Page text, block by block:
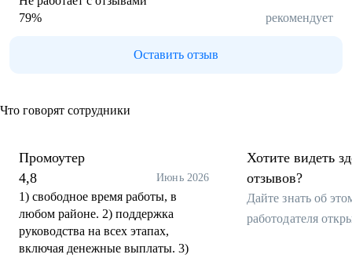
79% рекомендует
Оставить отзыв
Что говорят сотрудники
Промоутер
4,8
Июнь 2026
1) свободное время работы, в
любом районе. 2) поддержка
руководства на всех этапах,
включая денежные выплаты. 3)
Хотите видеть
отзывов?
Дайте знать об
работодателя